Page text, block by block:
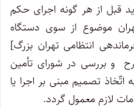
قبل از هر گونه اجرای حکم
موضوع از سوی دستگاه
انتظامی تهران بزرگ]
و بررسی در شورای تأمین
تصمیم مبنی بر اجرا یا
لازم معمول گردد.